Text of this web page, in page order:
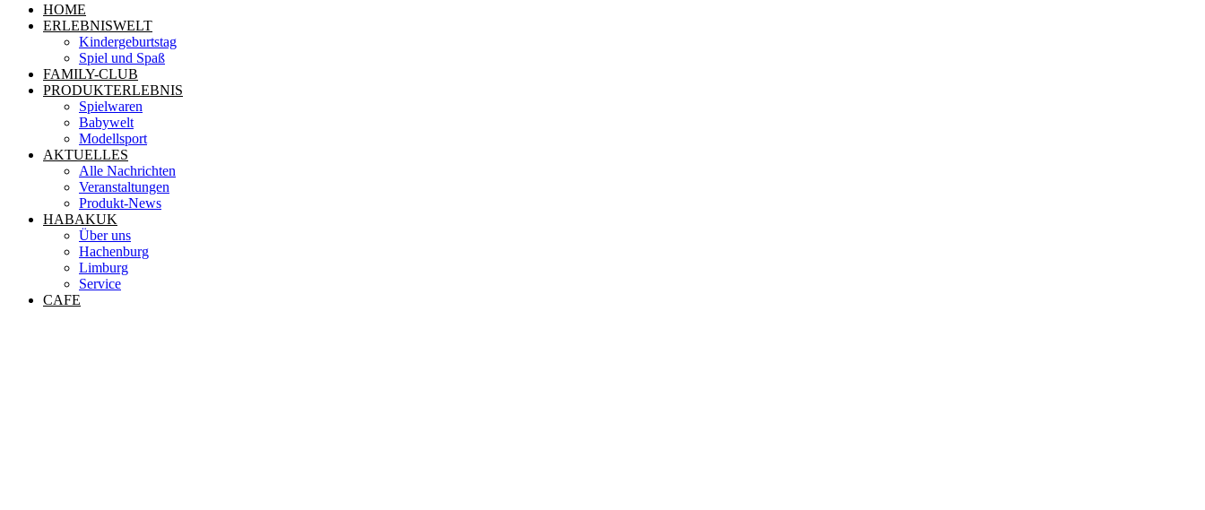
HOME
ERLEBNISWELT
Kindergeburtstag
Spiel und Spaß
FAMILY-CLUB
PRODUKTERLEBNIS
Spielwaren
Babywelt
Modellsport
AKTUELLES
Alle Nachrichten
Veranstaltungen
Produkt-News
HABAKUK
Über uns
Hachenburg
Limburg
Service
CAFE